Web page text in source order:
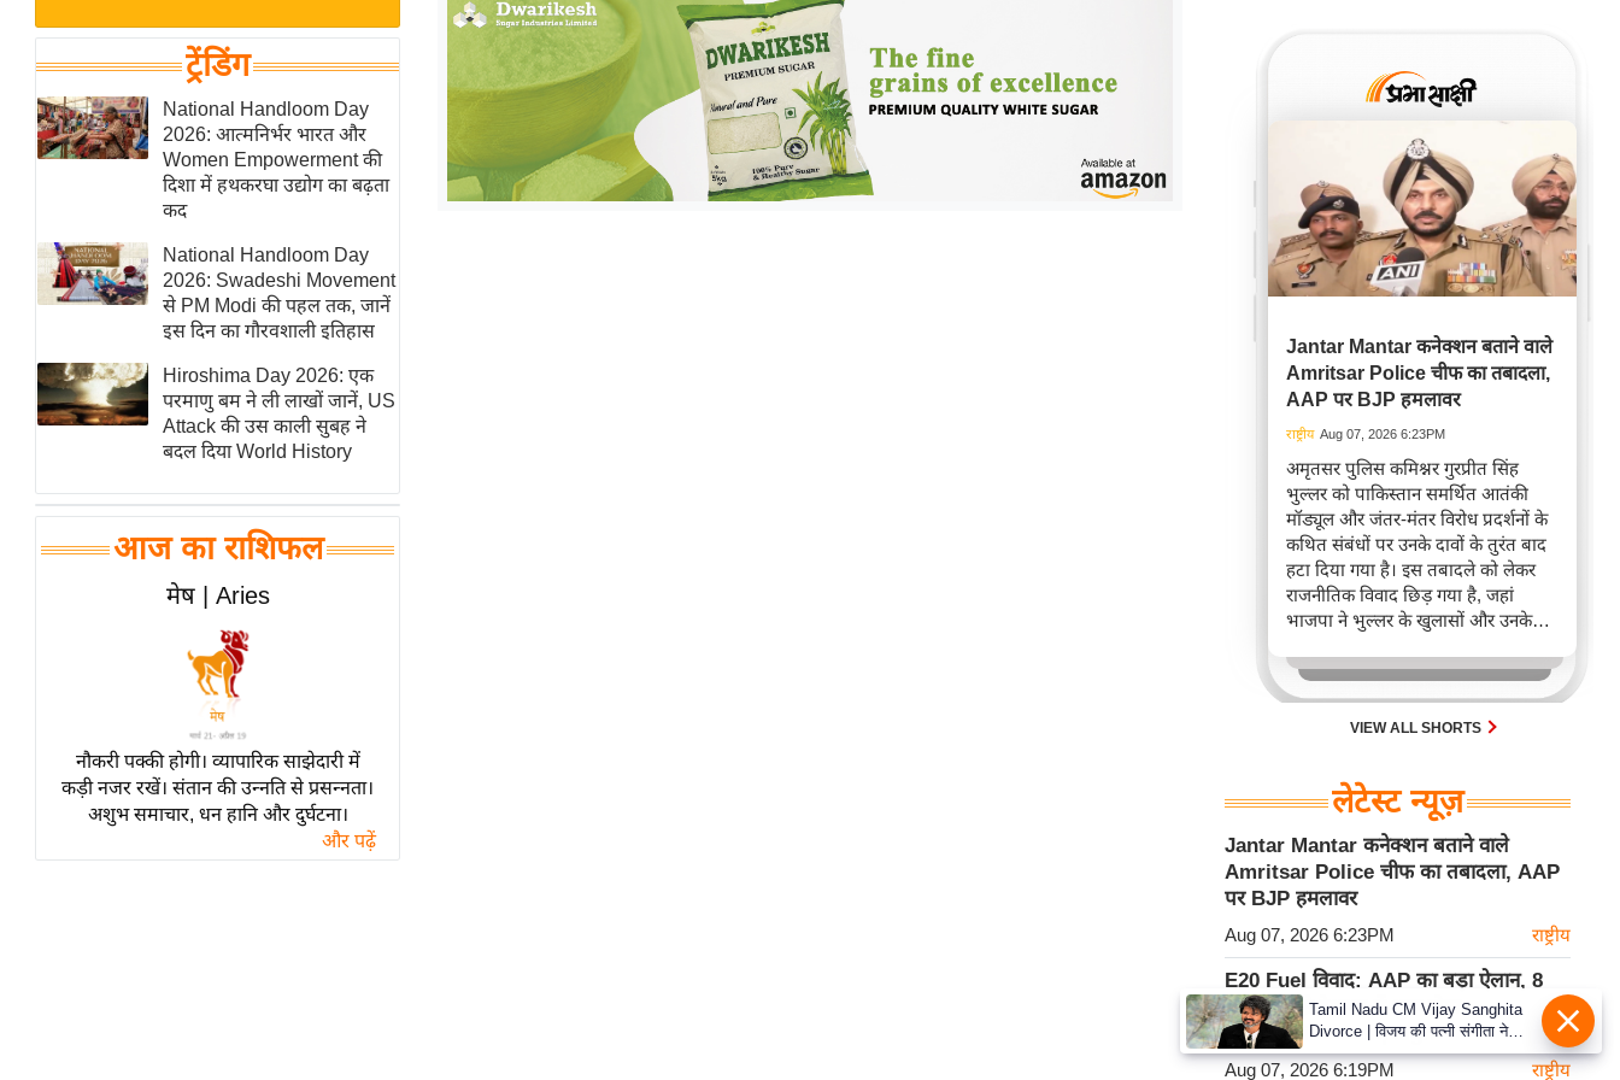
News
Hindi
Videos
खेल
क्रिकेट
IPL
2026
मिसाल बेमिसाल
शख्सियत
यंग इंडिया
साहित्य जगत
ऑटो वर्ल्ड
न्यूज ब्रीफ
बॉलीवुड
हॉलीवुड
फिल्म समीक्षा
लाइफस्टाइल
टेक्नॉलॉजी
ब्यूटी/फैशन
घरेलू नुस्खे
ट्रेंडिंग
National Handloom Day
2026: आत्मनिर्भर भारत और
Women Empowerment की
दिशा में हथकरघा उद्योग का बढ़ता
कद
National Handloom Day
2026: Swadeshi Movement
से PM Modi की पहल तक, जानें
इस दिन का गौरवशाली इतिहास
Hiroshima Day 2026: एक
परमाणु बम ने ली लाखों जानें, US
Attack की उस काली सुबह ने
बदल दिया World History
आज का राशिफल
मेष | Aries
नौकरी पक्की होगी। व्यापारिक साझेदारी में
कड़ी नजर रखें। संतान की उन्नति से प्रसन्नता।
अशुभ समाचार, धन हानि और दुर्घटना।
और पढ़ें
Jantar Mantar कनेक्शन बताने वाले
Amritsar Police चीफ का तबादला,
AAP पर BJP हमलावर
राष्ट्रीय Aug 07, 2026 6:23PM
अमृतसर पुलिस कमिश्नर गुरप्रीत सिंह
भुल्लर को पाकिस्तान समर्थित आतंकी
मॉड्यूल और जंतर-मंतर विरोध प्रदर्शनों के
कथित संबंधों पर उनके दावों के तुरंत बाद
हटा दिया गया है। इस तबादले को लेकर
राजनीतिक विवाद छिड़ गया है, जहां
भाजपा ने भुल्लर के खुलासों और उनके
पंजाब सरकार ने बाद में स्पष्ट किया कि
भुल्लर ने प्रदर्शनकारियों के आतंकी मॉड्यूल
से संबंध का दावा नहीं किया था।
VIEW ALL SHORTS
लेटेस्ट न्यूज़
Jantar Mantar कनेक्शन बताने वाले
Amritsar Police चीफ का तबादला, AAP
पर BJP हमलावर
Aug 07, 2026 6:23PM राष्ट्रीय
E20 Fuel विवाद: AAP का बड़ा ऐलान, 8
August से देशभर में शुरू होगा
Nationwide Campaign
Aug 07, 2026 6:19PM राष्ट्रीय
Tamil Nadu CM Vijay Sanghita
Divorce | विजय की पत्नी संगीता ने
वापस ली तलाक की अर्जी, कोर्ट ने मामले
को किया निपटाया